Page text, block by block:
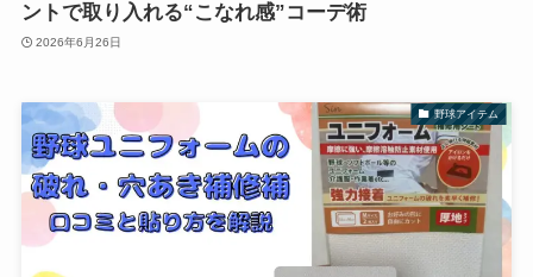
ントで取り入れる“こなれ感”コーデ術
2026年6月26日
野球アイテム